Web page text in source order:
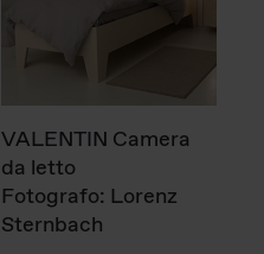
VALENTIN Camera
da letto
Fotografo: Lorenz
Sternbach